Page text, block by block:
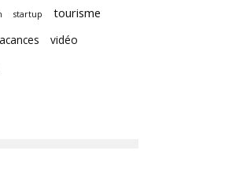
startup tourisme
vidéo